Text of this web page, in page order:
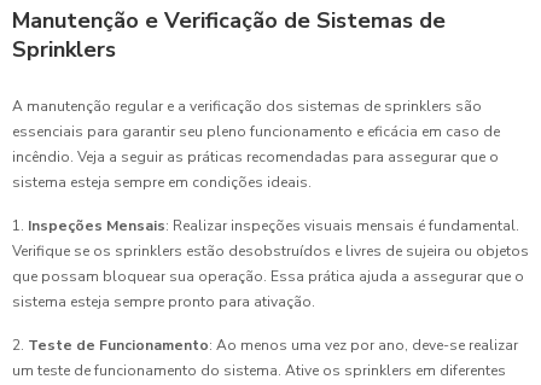
Manutenção e Verificação de Sistemas de
Sprinklers
A manutenção regular e a verificação dos sistemas de sprinklers são
essenciais para garantir seu pleno funcionamento e eficácia em caso de
incêndio. Veja a seguir as práticas recomendadas para assegurar que o
sistema esteja sempre em condições ideais.
1. Inspeções Mensais: Realizar inspeções visuais mensais é fundamental.
Verifique se os sprinklers estão desobstruídos e livres de sujeira ou objetos
que possam bloquear sua operação. Essa prática ajuda a assegurar que o
sistema esteja sempre pronto para ativação.
2. Teste de Funcionamento: Ao menos uma vez por ano, deve-se realizar
um teste de funcionamento do sistema. Ative os sprinklers em diferentes